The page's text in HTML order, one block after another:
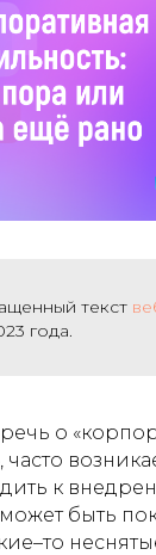
текст
года.
речь о
к
быть